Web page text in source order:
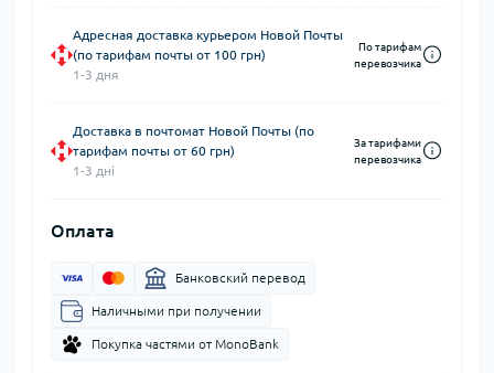
Адресная доставка курьером Новой Почты
(по тарифам почты от 100 грн)
1-3 дня
По тарифам
перевозчика
Доставка в почтомат Новой Почты (по
тарифам почты от 60 грн)
1-3 дні
За тарифами
перевозчика
Оплата
Банковский перевод
Наличными при получении
Покупка частями от MonoBank